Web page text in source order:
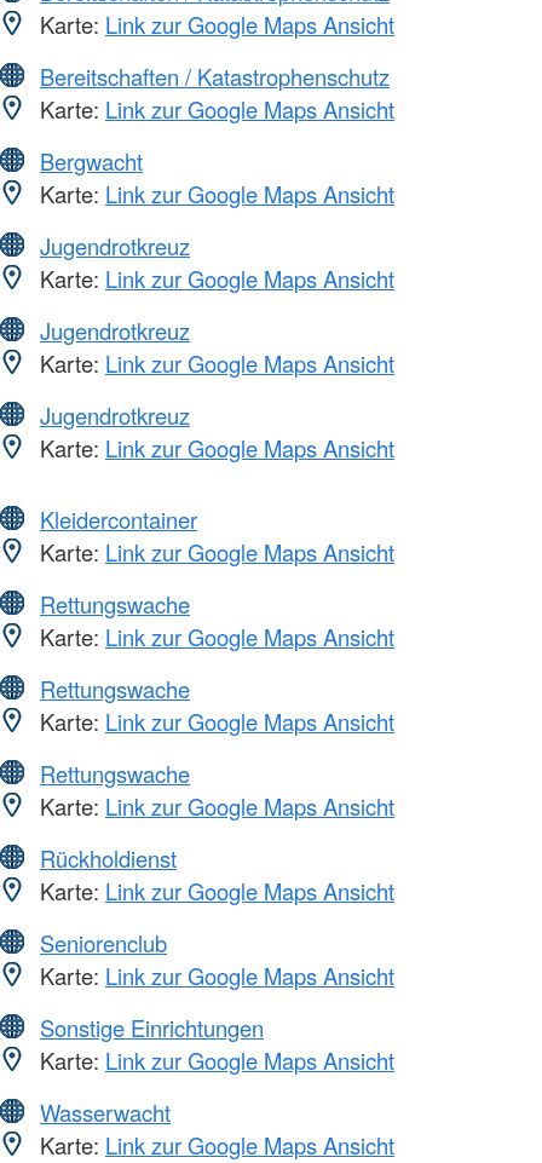
Karte: Link zur Google Maps Ansicht
Bereitschaften / Katastrophenschutz
Karte: Link zur Google Maps Ansicht
Bergwacht
Karte: Link zur Google Maps Ansicht
Jugendrotkreuz
Karte: Link zur Google Maps Ansicht
Jugendrotkreuz
Karte: Link zur Google Maps Ansicht
Jugendrotkreuz
Karte: Link zur Google Maps Ansicht
Kleidercontainer
Karte: Link zur Google Maps Ansicht
Rettungswache
Karte: Link zur Google Maps Ansicht
Rettungswache
Karte: Link zur Google Maps Ansicht
Rettungswache
Karte: Link zur Google Maps Ansicht
Rückholdienst
Karte: Link zur Google Maps Ansicht
Seniorenclub
Karte: Link zur Google Maps Ansicht
Sonstige Einrichtungen
Karte: Link zur Google Maps Ansicht
Wasserwacht
Karte: Link zur Google Maps Ansicht